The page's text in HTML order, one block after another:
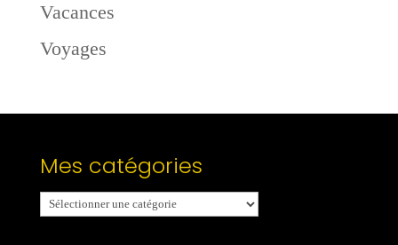
Vacances
Voyages
Mes catégories
Mes
catégories